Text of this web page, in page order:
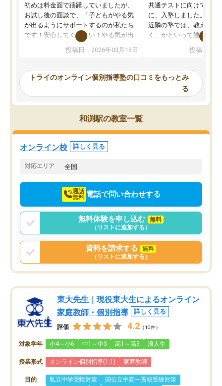
初めは料金面で躊躇していましたが、
お試し後の面談で、「子どもがやる気
が出るようにサポートするのが私たち
です！安心してください！やる気が出
ないのは私たち講師の責任です」と言
ってくださり、確かに！と考えて、思
ったんですが、学生の先生から学ぶこ
み、徐々に成績が上がったらいいなと
思っていました。何が今足りないのか
を的確に指導いただき、子どももびっ
くりするほど楽しんでやる気を持って
塾を受けています。狙い通り、少しず
つ成績も上がり、苦手意識も無くなっ
てきたので、さらに苦手な数学も追加
でお願いしました。来年の高校受験に
投稿日：2026年03月13日
共通テストに向けての追
に、入塾しました。田舎
近隣の塾では、教えても
く、かといって通うには
可能なので本当に助か
らないところをピンポイ
頂いて、とてもわかり
していました。一生を
スト、多少お金がかかっ
投稿日：
トライのオンライン個別指導塾の口コミをもっとみ
る
和渕駅の教室一覧
オンライン校 詳しく見る
対応エリア 全国
通話
無料 電話で問い合わせする
無料体験を申し込む
無料
（リストに追加する）
資料を請求する
無料
（リストに追加する）
東大先生｜現役東大生によるオンライン
家庭教師・個別指導
詳しく見る
評価 4.2 （10件）
対象学年 小4～小6 中1～中3 高1～高3 浪人生
授業形式 オンライン個別指導(1:1) 家庭教師
目的 私立中学受験対策
国公立中高一貫校受験対策